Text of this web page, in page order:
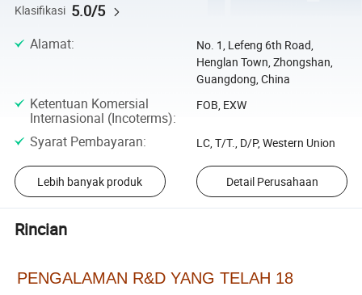
Klasifikasi 5.0/5
Alamat:
No. 1, Lefeng 6th Road,
Henglan Town, Zhongshan,
Guangdong, China
Ketentuan Komersial
Internasional (Incoterms):
FOB, EXW
Syarat Pembayaran: LC, T/T., D/P, Western Union
Lebih banyak produk Detail Perusahaan
Rincian
PENGALAMAN R&D YANG TELAH 18